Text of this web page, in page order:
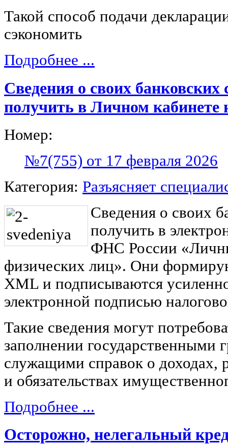
Такой способ подачи
сэкономить
Подробнее ...
Сведения о своих банковских
получить в Личном кабинете
Номер:
№7(755) от 17 февраля 2026
Категория: Разъясняет
Сведения о своих
получить в
ФНС России
физических лиц». Они
XML и подписываются
электронной подписью
Такие сведения могут
заполнении государственными
служащими справок о доходах,
и обязательствах
Подробнее ...
Осторожно, нелегальный